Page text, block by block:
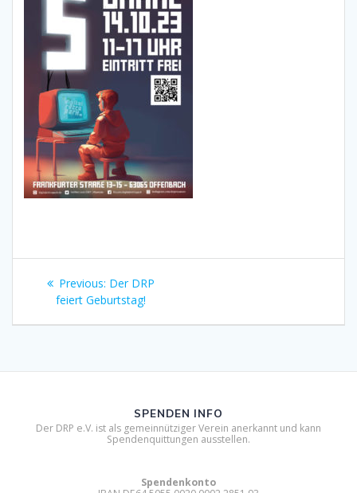
Beitragsnavigation
Previous: Previous
post:
Der DRP
feiert Geburtstag!
SPENDEN INFO
Der DRP e.V. ist als gemeinnütziger Verein anerkannt und kann
Spendenquittungen ausstellen.
Spendenkonto